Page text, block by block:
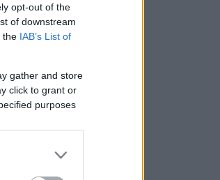
opt-out of the
of downstream
the IAB’s List of
gather and store
click to grant or
purposes